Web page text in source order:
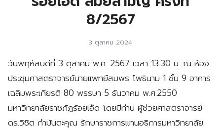
8/2567
3 ตุลาคม 2024
วันพฤหัสบดีที่ 3 ตุลาคม พ.ศ. 2567 เวลา 13.30 น. ณ ห้อง
ประชุมศาสตราจารย์นายแพทย์สมพร โพธินาม 1 ชั้น 9 อาคาร
เฉลิมพระเกียรติ 80 พรรษา 5 ธันวาคม พ.ศ.2550
มหาวิทยาลัยราชภัฏร้อยเอ็ด โดยมีท่าน ผู้ช่วยศาสตราจารย์
ดร.วิชิต กำมันตะคุณ รักษาราชการแทนอธิการมหาวิทยาลัย